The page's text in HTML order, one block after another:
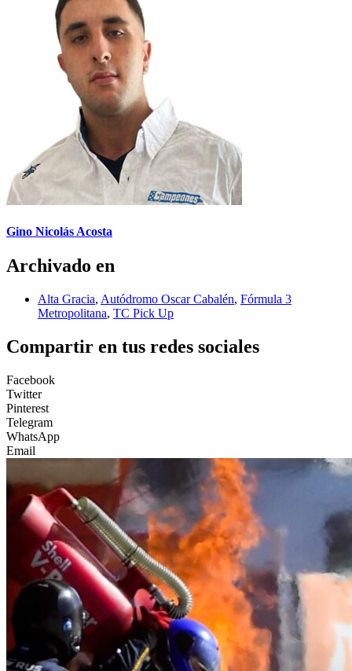
Gino Nicolás Acosta
Archivado en
Alta Gracia, Autódromo Oscar Cabalén, Fórmula 3
Metropolitana, TC Pick Up
Compartir en tus redes sociales
Facebook
Twitter
Pinterest
Telegram
WhatsApp
Email